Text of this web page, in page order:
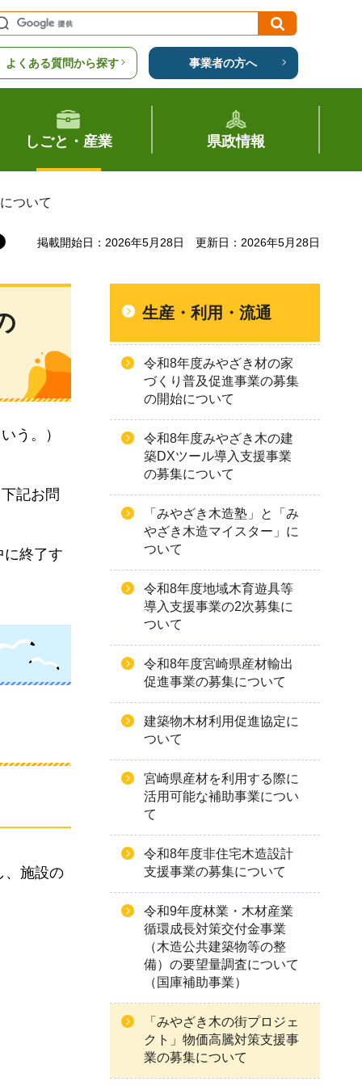
よくある質問から探す 事業者の方へ
しごと・産業 県政情報
ついて
掲載開始日：2026年5月28日 更新日：2026年5月28日
う。）
記お問
に終了す
、施設の
生産・利用・流通
令和8年度みやざき材の家
づくり普及促進事業の募集
の開始について
令和8年度みやざき木の建
築DXツール導入支援事業
の募集について
「みやざき木造塾」と「み
やざき木造マイスター」に
ついて
令和8年度地域木育遊具等
導入支援事業の2次募集に
ついて
令和8年度宮崎県産材輸出
促進事業の募集について
建築物木材利用促進協定に
ついて
宮崎県産材を利用する際に
活用可能な補助事業につい
て
令和8年度非住宅木造設計
支援事業の募集について
令和9年度林業・木材産業
循環成長対策交付金事業
（木造公共建築物等の整
備）の要望量調査について
（国庫補助事業）
「みやざき木の街プロジェ
クト」物価高騰対策支援事
業の募集について